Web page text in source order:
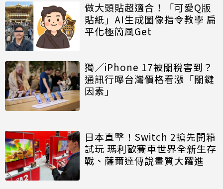
做大頭貼超適合！「可愛Q版
貼紙」AI生成圖像指令教學 扁
平化極簡風Get
獨／iPhone 17被關稅害到？
通訊行曝台灣價格看漲「關鍵
因素」
日本直擊！Switch 2搶先開箱
試玩 瑪利歐賽車世界全新生存
戰、薩爾達傳說畫質大躍進